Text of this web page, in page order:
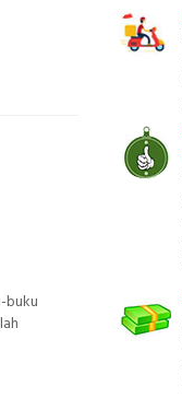
buku